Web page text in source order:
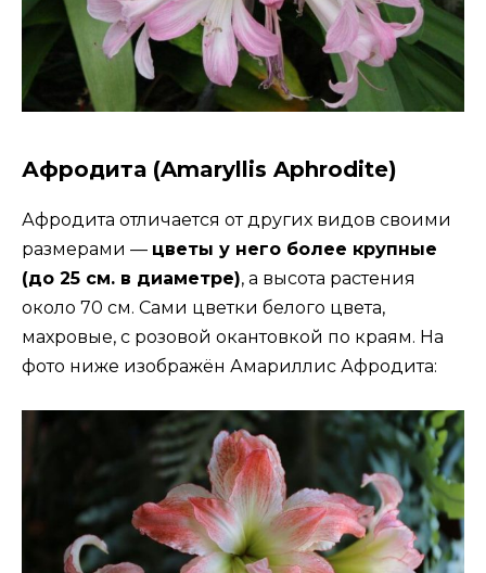
Афродита (Amaryllis Aphrodite)
Афродита отличается от других видов своими
размерами — цветы у него более крупные
(до 25 см. в диаметре), а высота растения
около 70 см. Сами цветки белого цвета,
махровые, с розовой окантовкой по краям. На
фото ниже изображён Амариллис Афродита: